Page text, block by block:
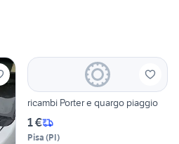
ricambi Porter e quargo piaggio
1 €
Pisa (PI)